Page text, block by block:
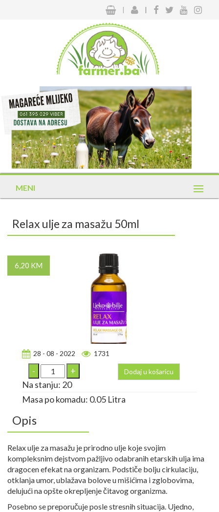
| |
MENI
Relax ulje za masažu 50ml
6,20 KM
28 - 08 - 2022 1731
Dodaj u košaricu
Na stanju: 20
Masa po komadu: 0.05 Litra
Opis
Relax ulje za masažu je prirodno ulje koje svojim
kompleksnim dejstvom pažljivo odabranih etarskih ulja ima
dragocen efekat na organizam. Podstiče bolju cirkulaciju,
otklanja umor, ublažava bolove u mišićima i zglobovima,
delujući na opšte okrepljenje čitavog organizma.
Posebno se preporučuje posle stresnih situacija. Ujedno,